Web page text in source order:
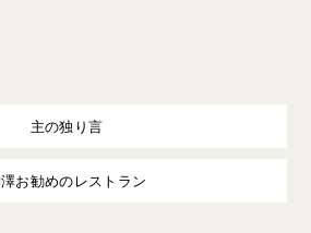
主の独り言
お勧めのレストラン